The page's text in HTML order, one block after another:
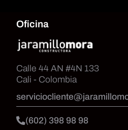
Oficina
Calle 44 AN #4N 133
Cali - Colombia
(602) 398 98 98